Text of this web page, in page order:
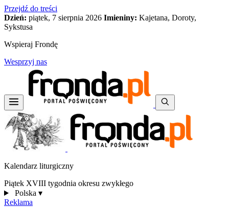
Przejdź do treści
Dzień: piątek, 7 sierpnia 2026 Imieniny: Kajetana, Doroty,
Sykstusa
Wspieraj Frondę
Wesprzyj nas
Kalendarz liturgiczny
Piątek XVIII tygodnia okresu zwykłego
Polska ▾
Reklama